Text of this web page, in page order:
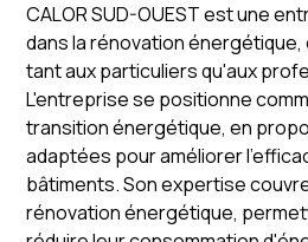
CALOR SUD-OUEST est une
dans la rénovation
tant aux particuliers qu'aux
L'entreprise se positionne
transition énergétique, en
adaptées pour améliorer
bâtiments. Son expertise
rénovation énergétique,